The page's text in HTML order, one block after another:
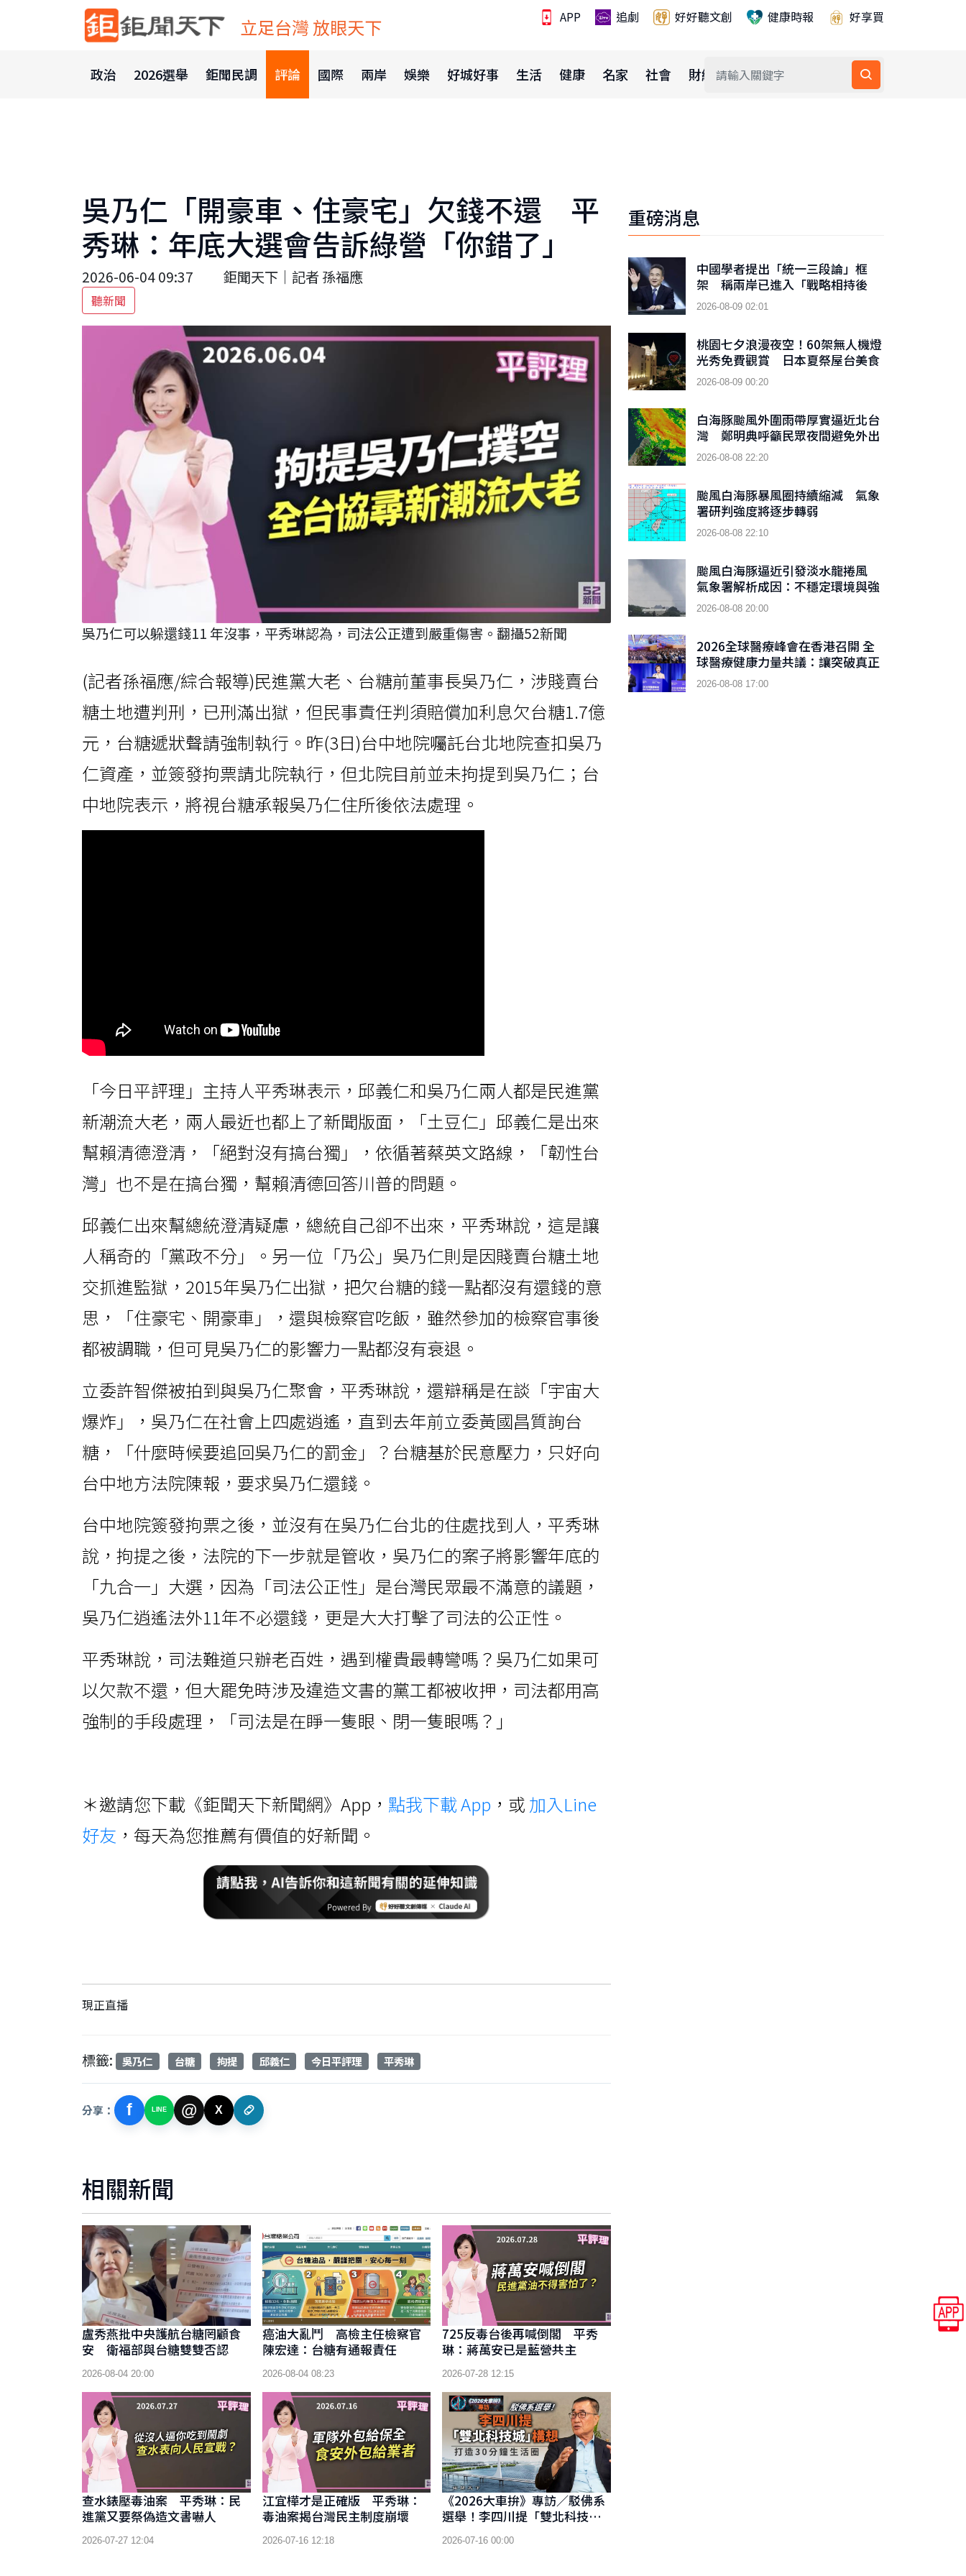
立足台灣 放眼天下 APP 追劇 好好聽文創 健康時報 好享買
政治 2026選舉 鉅聞民調 評論 國際 兩岸 娛樂 好城好事 生活 健康 名家 社會 財經 公益
吳乃仁「開豪車、住豪宅」欠錢不還 平
秀琳：年底大選會告訴綠營「你錯了」
2026-06-04 09:37 鉅聞天下｜記者 孫福應
聽新聞
吳乃仁可以躲還錢11 年沒事，平秀琳認為，司法公正遭到嚴重傷害。翻攝52新聞
(記者孫福應/綜合報導)民進黨大老、台糖前董事長吳乃仁，涉賤賣台
糖土地遭判刑，已刑滿出獄，但民事責任判須賠償加利息欠台糖1.7億
元，台糖遞狀聲請強制執行。昨(3日)台中地院囑託台北地院查扣吳乃
仁資產，並簽發拘票請北院執行，但北院目前並未拘提到吳乃仁；台
中地院表示，將視台糖承報吳乃仁住所後依法處理。
「今日平評理」主持人平秀琳表示，邱義仁和吳乃仁兩人都是民進黨
新潮流大老，兩人最近也都上了新聞版面，「土豆仁」邱義仁是出來
幫賴清德澄清，「絕對沒有搞台獨」，依循著蔡英文路線，「韌性台
灣」也不是在搞台獨，幫賴清德回答川普的問題。
邱義仁出來幫總統澄清疑慮，總統自己卻不出來，平秀琳說，這是讓
人稱奇的「黨政不分」。另一位「乃公」吳乃仁則是因賤賣台糖土地
交抓進監獄，2015年吳乃仁出獄，把欠台糖的錢一點都沒有還錢的意
思，「住豪宅、開豪車」，還與檢察官吃飯，雖然參加的檢察官事後
都被調職，但可見吳乃仁的影響力一點都沒有衰退。
立委許智傑被拍到與吳乃仁聚會，平秀琳說，還辯稱是在談「宇宙大
爆炸」，吳乃仁在社會上四處逍遙，直到去年前立委黃國昌質詢台
糖，「什麼時候要追回吳乃仁的罰金」？台糖基於民意壓力，只好向
台中地方法院陳報，要求吳乃仁還錢。
台中地院簽發拘票之後，並沒有在吳乃仁台北的住處找到人，平秀琳
說，拘提之後，法院的下一步就是管收，吳乃仁的案子將影響年底的
「九合一」大選，因為「司法公正性」是台灣民眾最不滿意的議題，
吳乃仁逍遙法外11年不必還錢，更是大大打擊了司法的公正性。
平秀琳說，司法難道只辦老百姓，遇到權貴最轉彎嗎？吳乃仁如果可
以欠款不還，但大罷免時涉及違造文書的黨工都被收押，司法都用高
強制的手段處理，「司法是在睜一隻眼、閉一隻眼嗎？」
＊邀請您下載《鉅聞天下新聞網》App， 點我下載 App ，或 加入Line
好友 ，每天為您推薦有價值的好新聞。
現正直播
標籤: 吳乃仁 台糖 拘提 邱義仁 今日平評理 平秀琳
分享： f LINE @ X
相關新聞
盧秀燕批中央護航台糖罔顧食
安 衛福部與台糖雙雙否認
2026-08-04 20:00
癌油大亂鬥 高檢主任檢察官
陳宏達：台糖有通報責任
2026-08-04 08:23
725反毒台後再喊倒閣 平秀
琳：蔣萬安已是藍營共主
2026-07-28 12:15
查水錶壓毒油案 平秀琳：民
進黨又要祭偽造文書嚇人
2026-07-27 12:04
江宜樺才是正確版 平秀琳：
毒油案揭台灣民主制度崩壞
2026-07-16 12:18
《2026大車拚》專訪／駁佛系
選舉！李四川提「雙北科技
2026-07-16 00:00
重磅消息
中國學者提出「統一三段論」框
架 稱兩岸已進入「戰略相持後
期」階段
2026-08-09 02:01
桃園七夕浪漫夜空！60架無人機燈
光秀免費觀賞 日本夏祭屋台美食
同步登場
2026-08-09 00:20
白海豚颱風外圍雨帶厚實逼近北台
灣 鄭明典呼籲民眾夜間避免外出
2026-08-08 22:20
颱風白海豚暴風圈持續縮減 氣象
署研判強度將逐步轉弱
2026-08-08 22:10
颱風白海豚逼近引發淡水龍捲風
氣象署解析成因：不穩定環境與強
氣流交互作用
2026-08-08 20:00
2026全球醫療峰會在香港召開 全
球醫療健康力量共議：讓突破真正
抵達患者
2026-08-08 17:00